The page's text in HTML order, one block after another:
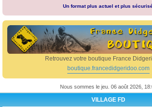
Un format plus actuel et plus
Retrouvez votre boutique France
boutique.francedidgeridoo.com
Nous sommes le jeu. 06 août 2026,
VILLAGE FD